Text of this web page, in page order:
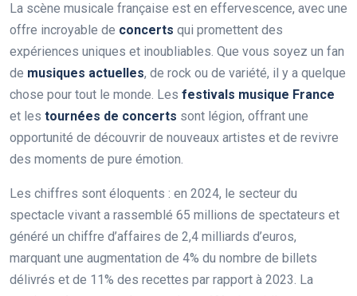
La scène musicale française est en effervescence, avec une
offre incroyable de concerts qui promettent des
expériences uniques et inoubliables. Que vous soyez un fan
de musiques actuelles, de rock ou de variété, il y a quelque
chose pour tout le monde. Les festivals musique France
et les tournées de concerts sont légion, offrant une
opportunité de découvrir de nouveaux artistes et de revivre
des moments de pure émotion.
Les chiffres sont éloquents : en 2024, le secteur du
spectacle vivant a rassemblé 65 millions de spectateurs et
généré un chiffre d’affaires de 2,4 milliards d’euros,
marquant une augmentation de 4% du nombre de billets
délivrés et de 11% des recettes par rapport à 2023. La